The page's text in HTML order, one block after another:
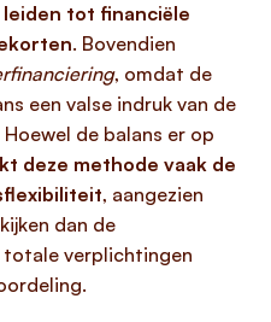
tot financiële
. Bovendien
, omdat de
een valse indruk van de
de balans er op
deze methode vaak de
, aangezien
dan de
totale verplichtingen